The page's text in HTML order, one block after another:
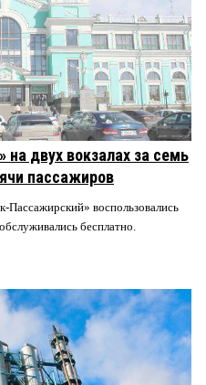
двух вокзалах за семь
пассажиров
воспользовались
бесплатно.